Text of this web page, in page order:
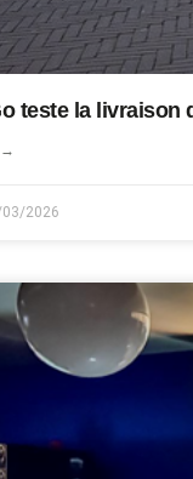
teste la livraison
→
2026